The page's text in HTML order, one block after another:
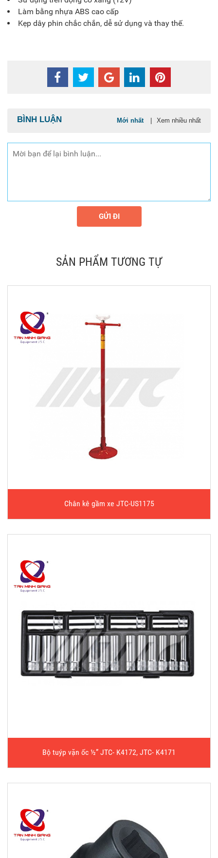
Làm bằng nhựa ABS cao cấp
Kẹp dây phin chắc chắn, dễ sử dụng và thay thế.
BÌNH LUẬN Mới nhất Xem nhiều nhất
GỬI ĐI
SẢN PHẨM TƯƠNG TỰ
Chân kê gầm xe JTC-US1175
Bộ tuýp vặn ốc ½” JTC- K4172, JTC- K4171